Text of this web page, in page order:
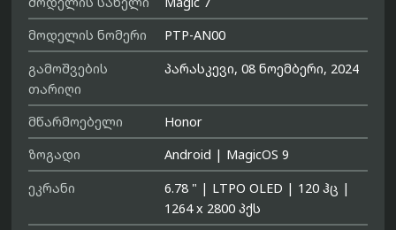
მოდელის ნომერი
PTP-AN00
გამოშვების
თარიღი
პარასკევი, 08 ნოემბერი, 2024
მწარმოებელი
Honor
ზოგადი
Android | MagicOS 9
ეკრანი
6.78 " | LTPO OLED | 120 ჰც |
1264 x 2800 პქს